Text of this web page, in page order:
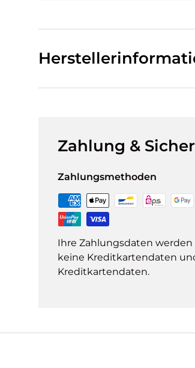
Zahlung &
Zahlungsmethoden
Ihre Zahlungsdaten
keine Kreditkartendaten
Kreditkartendaten.